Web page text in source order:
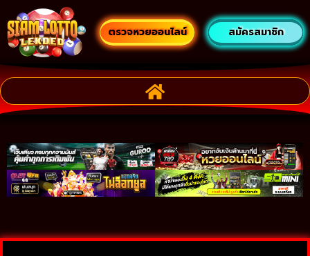
ตรวจหวยออนไลน์ สมัครสมาชิก